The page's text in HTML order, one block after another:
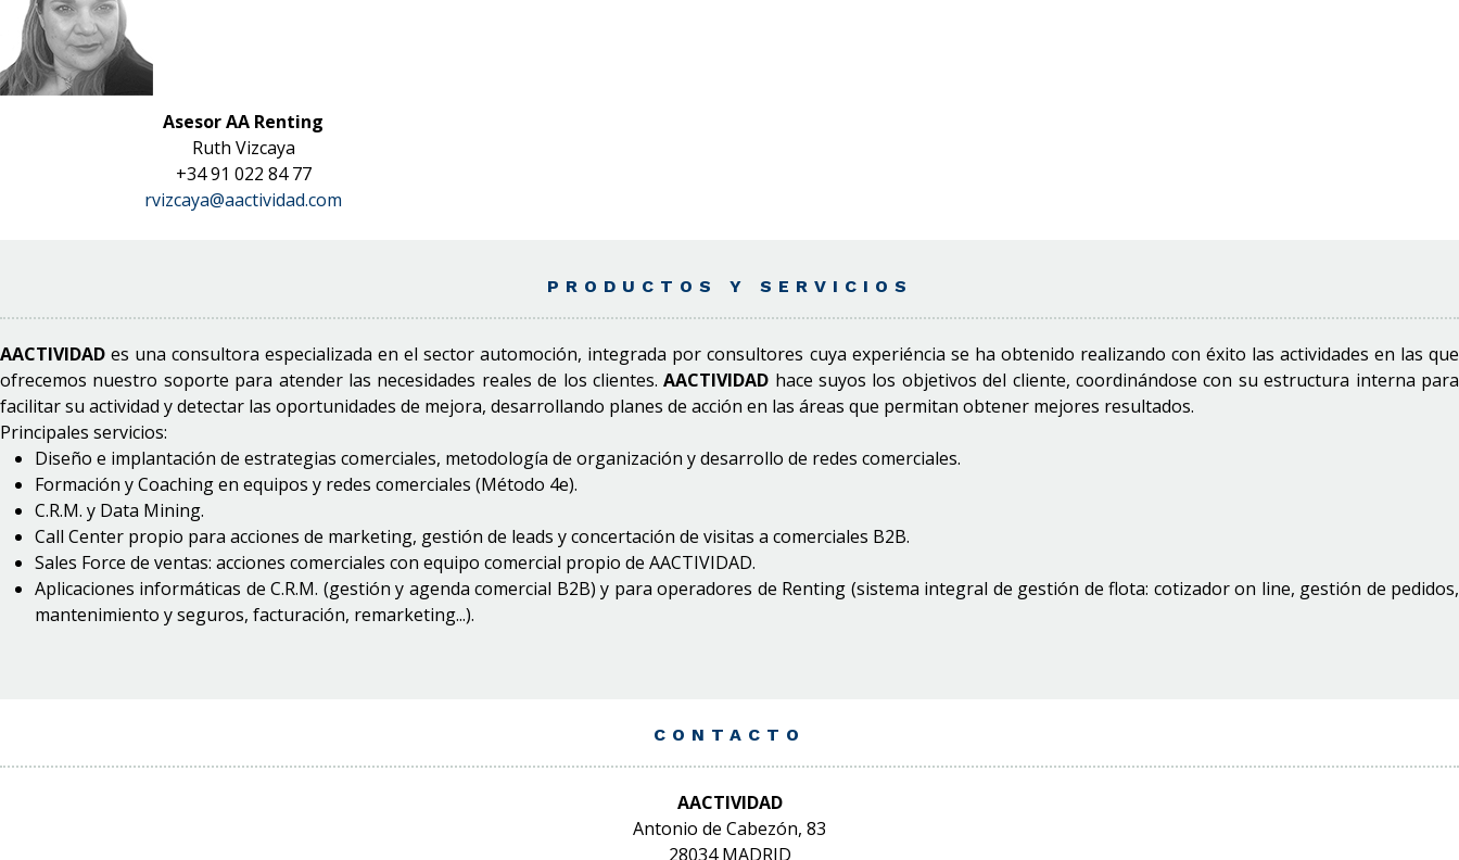
Asesor AA Renting
Ruth Vizcaya
+34 91 022 84 77
rvizcaya@aactividad.com
PRODUCTOS Y SERVICIOS
AACTIVIDAD es una consultora especializada en el sector automoción, integrada por consultores cuya experiéncia se ha obtenido realizando con éxito las actividades en las que
ofrecemos nuestro soporte para atender las necesidades reales de los clientes.AACTIVIDAD hace suyos los objetivos del cliente, coordinándose con su estructura interna para
facilitar su actividad y detectar las oportunidades de mejora, desarrollando planes de acción en las áreas que permitan obtener mejores resultados.
Principales servicios:
Diseño e implantación de estrategias comerciales, metodología de organización y desarrollo de redes comerciales.
Formación y Coaching en equipos y redes comerciales (Método 4e).
C.R.M. y Data Mining.
Call Center propio para acciones de marketing, gestión de leads y concertación de visitas a comerciales B2B.
Sales Force de ventas: acciones comerciales con equipo comercial propio de AACTIVIDAD.
Aplicaciones informáticas de C.R.M. (gestión y agenda comercial B2B) y para operadores de Renting (sistema integral de gestión de flota: cotizador on line, gestión de pedidos,
mantenimiento y seguros, facturación, remarketing...).
CONTACTO
AACTIVIDAD
Antonio de Cabezón, 83
28034 MADRID